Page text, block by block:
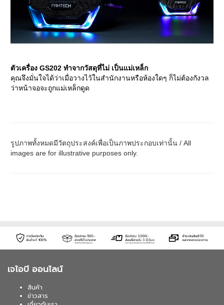
ตัวเครื่อง GS202 ทำจากวัสดุที่ไม่ เป็นแม่เหล็ก
คุณจึงมั่นใจได้ว่าเมื่อวางไว้ในสำนักงานหรือห้องใดๆ ก็ไม่ต้องกังวล
ว่าหน้าจอจะถูกแม่เหล็กดูด
รูปภาพทั้งหมดมีวัตถุประสงค์เพื่อเป็นภาพประกอบเท่านั้น / All
images are for illustrative purposes only.
เจไอบี ออนไลน์
สินค้า
ข่าวสาร